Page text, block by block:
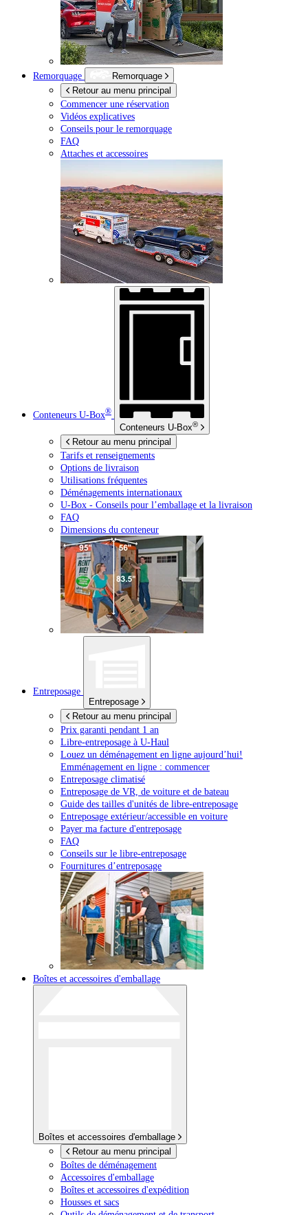
Remorquage
Remorquage
Retour au menu principal
Commencer une réservation
Vidéos explicatives
Conseils pour le remorquage
FAQ
Attaches et accessoires
Conteneurs U-Box®
Conteneurs U-Box®
Retour au menu principal
Tarifs et renseignements
Options de livraison
Utilisations fréquentes
Déménagements internationaux
U-Box - Conseils pour l’emballage et la livraison
FAQ
Dimensions du conteneur
Entreposage
Entreposage
Retour au menu principal
Prix garanti pendant 1 an
Libre-entreposage à U-Haul
Louez un déménagement en ligne aujourd’hui!
Emménagement en ligne : commencer
Entreposage climatisé
Entreposage de VR, de voiture et de bateau
Guide des tailles d'unités de libre-entreposage
Entreposage extérieur/accessible en voiture
Payer ma facture d'entreposage
FAQ
Conseils sur le libre-entreposage
Fournitures d’entreposage
Boîtes et accessoires d'emballage
Boîtes et accessoires d'emballage
Retour au menu principal
Boîtes de déménagement
Accessoires d'emballage
Boîtes et accessoires d'expédition
Housses et sacs